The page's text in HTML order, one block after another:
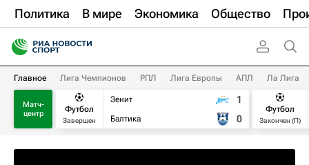
Политика В мире Экономика Общество
Главное Лига Чемпионов РПЛ Лига Европы АПЛ Ла Лига
Матч-
центр
Футбол
Завершен
Зенит
Балтика
1
0
Футбол
Закончен (П)